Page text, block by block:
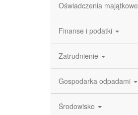
Oświadczenia majątkowe
Finanse i podatki
Zatrudnienie
Gospodarka odpadami
Środowisko